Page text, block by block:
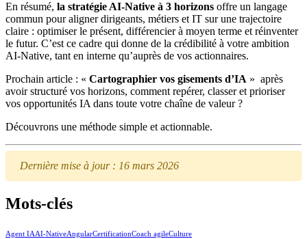
En résumé, la stratégie AI‑Native à 3 horizons offre un langage
commun pour aligner dirigeants, métiers et IT sur une trajectoire
claire : optimiser le présent, différencier à moyen terme et réinventer
le futur. C’est ce cadre qui donne de la crédibilité à votre ambition
AI‑Native, tant en interne qu’auprès de vos actionnaires.
Prochain article : « Cartographier vos gisements d’IA » après
avoir structuré vos horizons, comment repérer, classer et prioriser
vos opportunités IA dans toute votre chaîne de valeur ?
Découvrons une méthode simple et actionnable.
Dernière mise à jour : 16 mars 2026
Mots-clés
Agent IAAI-NativeAngularCertificationCoach agileCulture